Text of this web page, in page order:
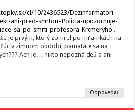
cl/10/2436523/Dezinformatori-
ani-pred-smrtou–Policia-upozornuje-
sa-po-smrti-profesora-Krcmeryho .
je prvým, ktorý zomrel po mňamkách na
v zimnom období, pamätáte sa na
Ach jo… nikto nepozná deň a ani
Odpovedať